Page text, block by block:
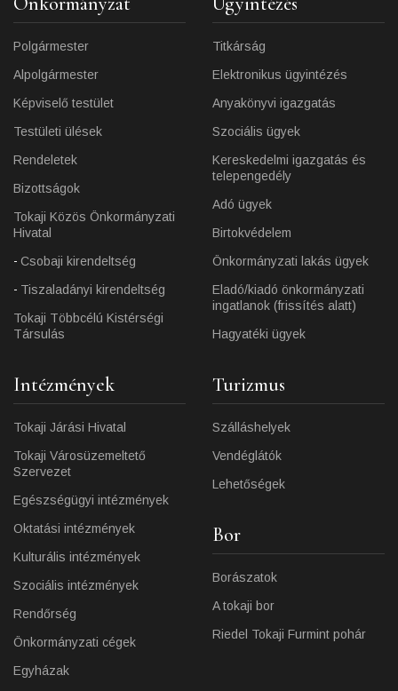
Polgármester
Alpolgármester
Képviselő testület
Testületi ülések
Rendeletek
Bizottságok
Tokaji Közös Önkormányzati
Hivatal
Csobaji kirendeltség
Tiszaladányi kirendeltség
Tokaji Többcélú Kistérségi
Társulás
Titkárság
Elektronikus ügyintézés
Anyakönyvi igazgatás
Szociális ügyek
Kereskedelmi igazgatás és
telepengedély
Adó ügyek
Birtokvédelem
Önkormányzati lakás ügyek
Eladó/kiadó önkormányzati
ingatlanok (frissítés alatt)
Hagyatéki ügyek
Intézmények
Tokaji Járási Hivatal
Tokaji Városüzemeltető
Szervezet
Egészségügyi intézmények
Oktatási intézmények
Kulturális intézmények
Szociális intézmények
Rendőrség
Önkormányzati cégek
Egyházak
Turizmus
Szálláshelyek
Vendéglátók
Lehetőségek
Bor
Borászatok
A tokaji bor
Riedel Tokaji Furmint pohár